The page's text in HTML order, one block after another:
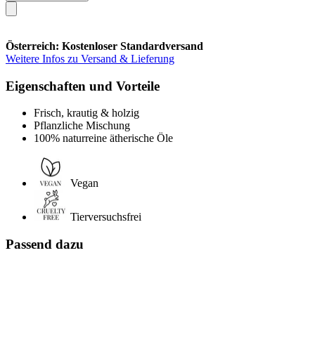
Österreich: Kostenloser Standardversand
Weitere Infos zu Versand & Lieferung
Eigenschaften und Vorteile
Frisch, krautig & holzig
Pflanzliche Mischung
100% naturreine ätherische Öle
Vegan
Tierversuchsfrei
Passend dazu